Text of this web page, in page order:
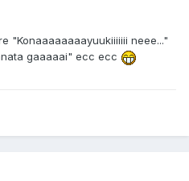
"Konaaaaaaaayuukiiiiiii neee..."
gaaaaai" ecc ecc